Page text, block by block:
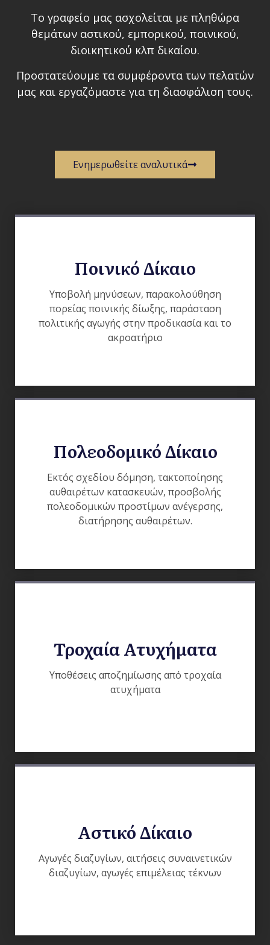
To γραφείο μας ασχολείται με πληθώρα
θεμάτων αστικού, εμπορικού, ποινικού,
διοικητικού κλπ δικαίου.
Προστατεύουμε τα συμφέροντα των πελατών
μας και εργαζόμαστε για τη διασφάλιση τους.
Ενημερωθείτε αναλυτικά
Ποινικό Δίκαιο
Υποβολή μηνύσεων, παρακολούθηση
πορείας ποινικής δίωξης, παράσταση
πολιτικής αγωγής στην προδικασία και το
ακροατήριο
Πολεοδομικό Δίκαιο
Eκτός σχεδίου δόμηση, τακτοποίησης
αυθαιρέτων κατασκευών, προσβολής
πολεοδομικών προστίμων ανέγερσης,
διατήρησης αυθαιρέτων.
Τροχαία Ατυχήματα
Υποθέσεις αποζημίωσης από τροχαία
ατυχήματα
Αστικό Δίκαιο
Αγωγές διαζυγίων, αιτήσεις συναινετικών
διαζυγίων, αγωγές επιμέλειας τέκνων